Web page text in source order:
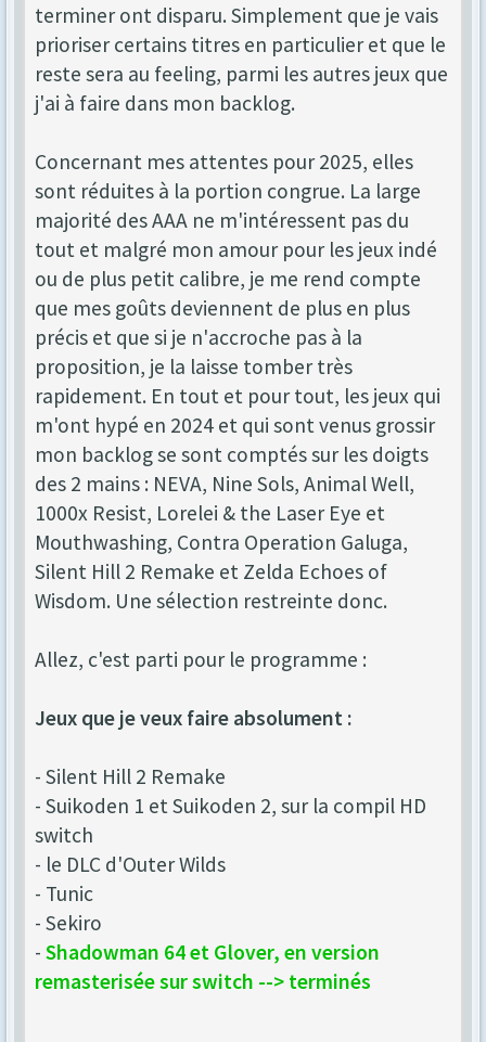
terminer ont disparu. Simplement que je vais
prioriser certains titres en particulier et que le
reste sera au feeling, parmi les autres jeux que
j'ai à faire dans mon backlog.
Concernant mes attentes pour 2025, elles
sont réduites à la portion congrue. La large
majorité des AAA ne m'intéressent pas du
tout et malgré mon amour pour les jeux indé
ou de plus petit calibre, je me rend compte
que mes goûts deviennent de plus en plus
précis et que si je n'accroche pas à la
proposition, je la laisse tomber très
rapidement. En tout et pour tout, les jeux qui
m'ont hypé en 2024 et qui sont venus grossir
mon backlog se sont comptés sur les doigts
des 2 mains : NEVA, Nine Sols, Animal Well,
1000x Resist, Lorelei & the Laser Eye et
Mouthwashing, Contra Operation Galuga,
Silent Hill 2 Remake et Zelda Echoes of
Wisdom. Une sélection restreinte donc.
Allez, c'est parti pour le programme :
Jeux que je veux faire absolument :
- Silent Hill 2 Remake
- Suikoden 1 et Suikoden 2, sur la compil HD
switch
- le DLC d'Outer Wilds
- Tunic
- Sekiro
- Shadowman 64 et Glover, en version
remasterisée sur switch --> terminés